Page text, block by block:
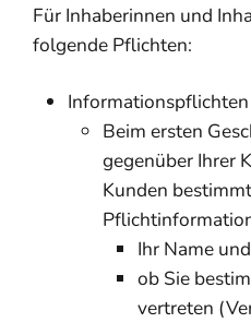
Für Inhaberinnen und
folgende Pflichten:
Informationspflichten
Beim ersten
gegenüber Ihrer
Kunden
Ihr Name
ob Sie
vertreten